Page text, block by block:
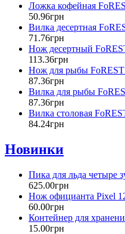
Ложка кофейная
50.96грн
Вилка десертная
71 .76грн
Нож десертный
113.36грн
Нож для рыбы FoREST
87.36грн
Вилка для рыбы
87.36грн
Вилка столовая
84.24грн
Новинки
Пика для льда четыре
625.00грн
Нож официанта Pixel
60.00грн
Контейнер для
15.00грн